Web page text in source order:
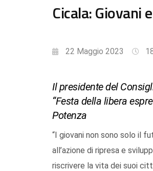
Cicala: Giovani
22 Maggio 2023
Il presidente del
“Festa della libera
Potenza
“I giovani non sono solo il
all’azione di ripresa e
riscrivere la vita dei suoi